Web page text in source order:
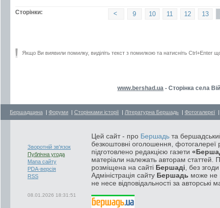
Сторінки: 13
12
11
10
9
<
Якщо Ви виявили помилку, виділіть текст з помилкою та натисніть Ctrl+Enter
www.bershad.ua - Сторінка села
Бершадщина | Форуми | Сторінками історії | Літературна Бершадь | Фотогалереї
Зворотній зв'язок
Публічна угода
Мапа сайту
PDA-версія
RSS
08.01.2026 18:31:51
Цей сайт - про Бершадь та
безкоштовні оголошення, фотогалереї
підготовлено редакцією газети
матеріали належать авторам статтей.
розміщена на сайті Бершаді , без
Адміністрація сайту Бершадь може не
не несе відповідальності за авторські